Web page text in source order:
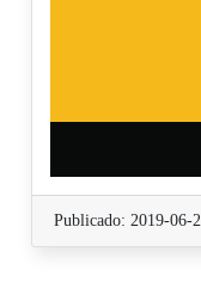
Publicado: 2019-06-